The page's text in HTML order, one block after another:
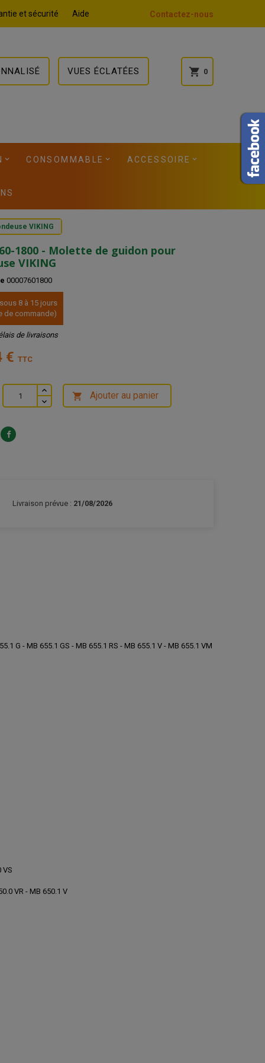
et sécurité Aide Contactez-nous
VUES ÉCLATÉES shopping_cart 0
CONSOMMABLE ACCESSOIRE
VIKING
1800 - Molette de guidon pour
VIKING
00007601800
8 à 15 jours
de commande)
de livraisons
€ TTC
 Ajouter au panier
Livraison prévue : 21/08/2026
G - MB 655.1 GS - MB 655.1 RS - MB 655.1 V - MB 655.1 VM
VS
VR - MB 650.1 V